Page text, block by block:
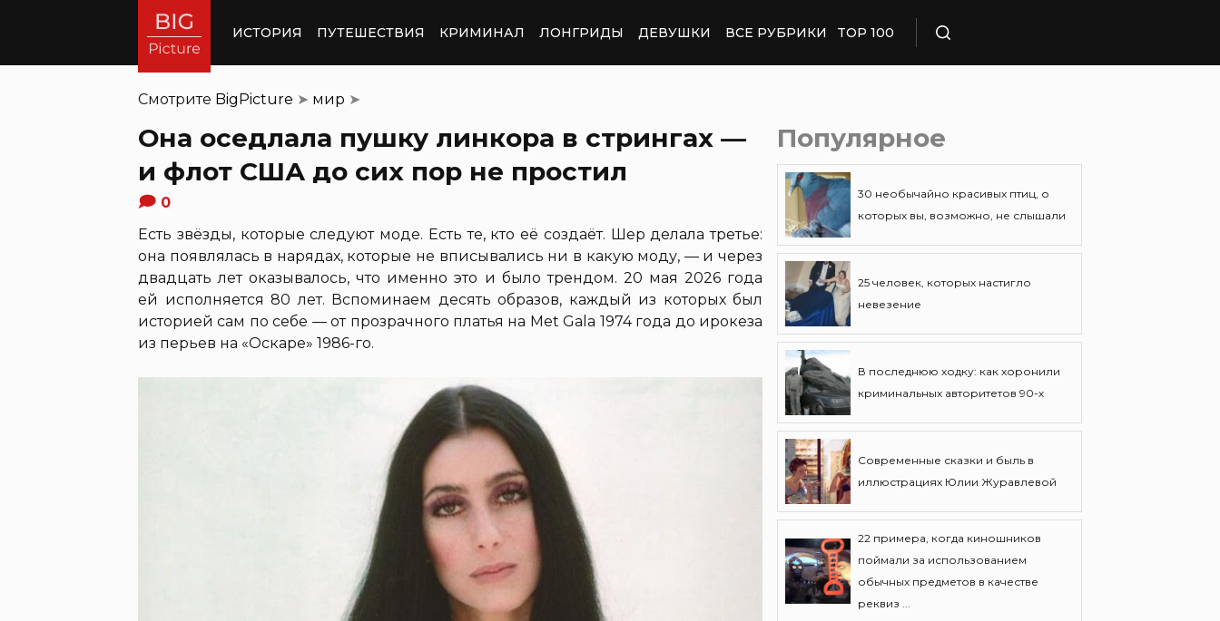
ИСТОРИЯ ПУТЕШЕСТВИЯ КРИМИНАЛ ЛОНГРИДЫ ДЕВУШКИ ВСЕ РУБРИКИ TOP 100
Смотрите BigPicture ➤ мир ➤
Она оседлала пушку линкора в стрингах —
и флот США до сих пор не простил
0
Есть звёзды, которые следуют моде. Есть те, кто её создаёт. Шер делала третье:
она появлялась в нарядах, которые не вписывались ни в какую моду, — и через
двадцать лет оказывалось, что именно это и было трендом. 20 мая 2026 года
ей исполняется 80 лет. Вспоминаем десять образов, каждый из которых был
историей сам по себе — от прозрачного платья на Met Gala 1974 года до ирокеза
из перьев на «Оскаре» 1986-го.
Популярное
30 необычайно красивых птиц, о
которых вы, возможно, не слышали
25 человек, которых настигло
невезение
В последнюю ходку: как хоронили
криминальных авторитетов 90-х
Современные сказки и быль в
иллюстрациях Юлии Журавлевой
22 примера, когда киношников
поймали за использованием
обычных предметов в качестве
реквиз ...